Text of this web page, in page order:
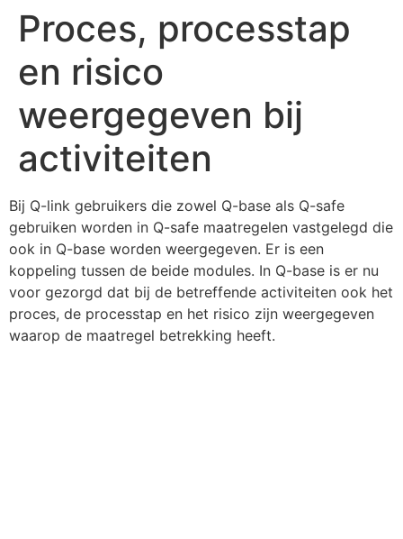
Proces, processtap
en risico
weergegeven bij
activiteiten
Bij Q-link gebruikers die zowel Q-base als Q-safe
gebruiken worden in Q-safe maatregelen vastgelegd die
ook in Q-base worden weergegeven. Er is een
koppeling tussen de beide modules. In Q-base is er nu
voor gezorgd dat bij de betreffende activiteiten ook het
proces, de processtap en het risico zijn weergegeven
waarop de maatregel betrekking heeft.